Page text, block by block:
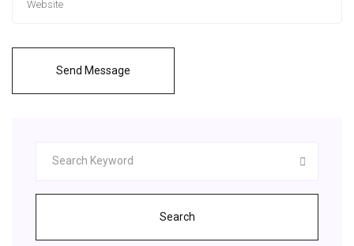
Send Message
Search